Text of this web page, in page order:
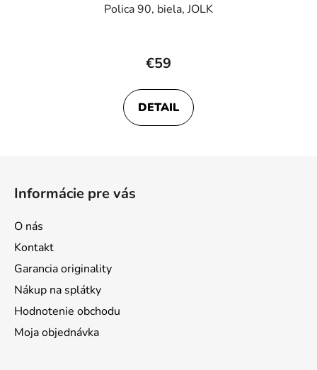
Polica 90, biela, JOLK
€59
DETAIL
Informácie pre vás
O nás
Kontakt
Garancia originality
Nákup na splátky
Hodnotenie obchodu
Moja objednávka